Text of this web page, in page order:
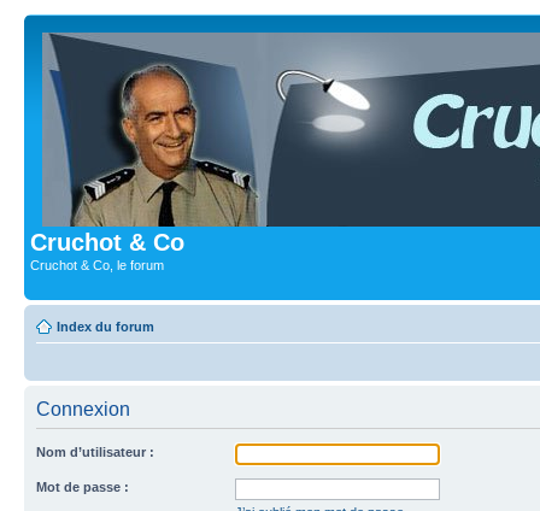
Cruchot & Co
Cruchot & Co, le forum
Index du forum
Connexion
Nom d’utilisateur :
Mot de passe :